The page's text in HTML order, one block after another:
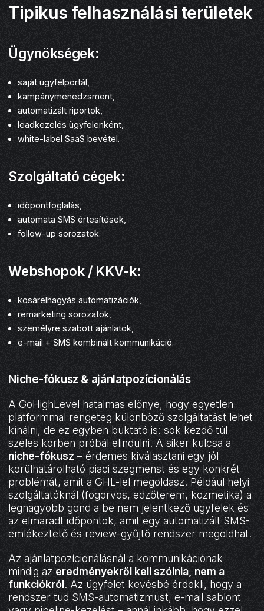
Tipikus felhasználási területek
Ügynökségek:
saját ügyfélportál,
kampánymenedzsment,
automatizált riportok,
leadkezelés ügyfelenként,
white-label SaaS bevétel.
Szolgáltató cégek:
időpontfoglalás,
automata SMS értesítések,
follow-up sorozatok.
Webshopok / KKV-k:
kosárelhagyás automatizációk,
remarketing sorozatok,
személyre szabott ajánlatok,
e-mail + SMS kombinált kommunikáció.
Niche-fókusz & ajánlatpozícionálás
A GoHighLevel hatalmas előnye, hogy egyetlen
platformmal rengeteg különböző szolgáltatást lehet
kínálni, de ez egyben buktató is: sok kezdő túl
széles körben próbál elindulni. A siker kulcsa a
niche-fókusz – érdemes kiválasztani egy jól
körülhatárolható piaci szegmenst és egy konkrét
problémát, amit a GHL-lel megoldasz. Például helyi
szolgáltatóknál (fogorvos, edzőterem, kozmetika) a
legnagyobb gond a be nem jelentkező ügyfelek és
az elmaradt időpontok, amit egy automatizált SMS-
emlékeztető és review-gyűjtő rendszer megoldhat.
Az ajánlatpozícionálásnál a kommunikációnak
mindig az eredményekről kell szólnia, nem a
funkciókról. Az ügyfelet kevésbé érdekli, hogy a
rendszer tud SMS-automatizmust, e-mail sablont